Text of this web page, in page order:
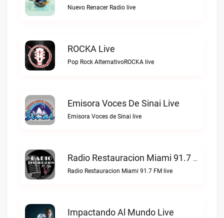
Nuevo Renacer Radio live
ROCKA Live
Pop Rock AlternativoROCKA live
Emisora Voces De Sinai Live
Emisora Voces de Sinai live
Radio Restauracion Miami 91.7 FM Live
Radio Restauracion Miami 91.7 FM live
Impactando Al Mundo Live